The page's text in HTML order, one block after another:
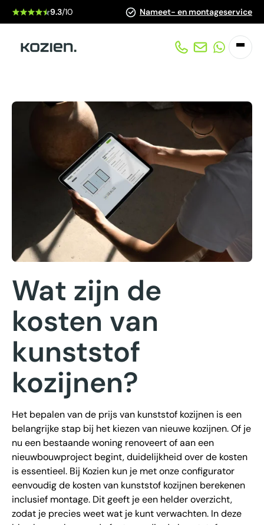
9.3/10 Nameet- en montageservice
Wat zijn de
kosten van
kunststof
kozijnen?
Het bepalen van de prijs van kunststof kozijnen is een
belangrijke stap bij het kiezen van nieuwe kozijnen. Of je
nu een bestaande woning renoveert of aan een
nieuwbouwproject begint, duidelijkheid over de kosten
is essentieel. Bij Kozien kun je met onze configurator
eenvoudig de kosten van kunststof kozijnen berekenen
inclusief montage. Dit geeft je een helder overzicht,
zodat je precies weet wat je kunt verwachten. In deze